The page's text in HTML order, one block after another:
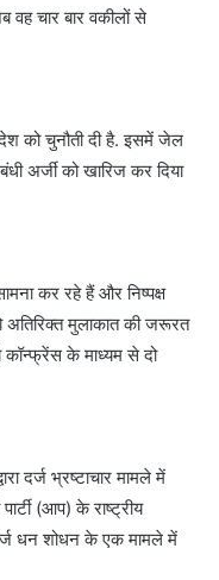
वह चार बार वकीलों से
को चुनौती दी है. इसमें जेल
अर्जी को खारिज कर दिया
कर रहे हैं और निष्पक्ष
अतिरिक्त मुलाकात की जरूरत
कॉन्फ्रेंस के माध्यम से दो
दर्ज भ्रष्टाचार मामले में
(आप) के राष्ट्रीय
धन शोधन के एक मामले में